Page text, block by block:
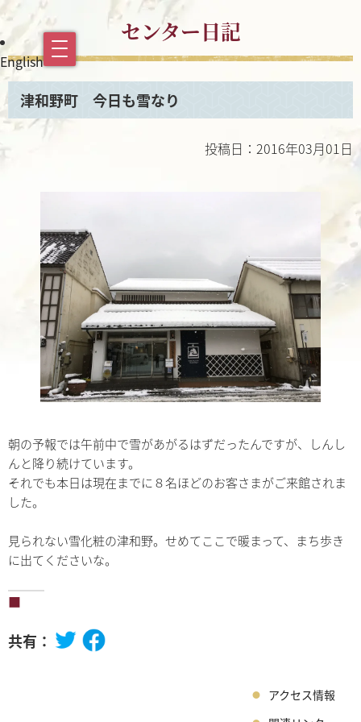
English
センター日記
津和野町 今日も雪なり
投稿日：2016年03月01日
朝の予報では午前中で雪があがるはずだったんですが、しんし
んと降り続けています。
それでも本日は現在までに８名ほどのお客さまがご来館されま
した。
見られない雪化粧の津和野。せめてここで暖まって、まち歩き
に出てくださいな。
共有：
アクセス情報